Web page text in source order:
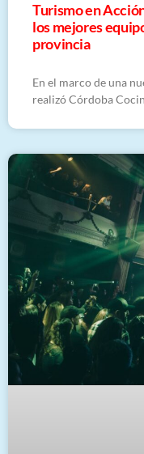
Turismo en
los mejores
provincia
En el marco de una
realizó Córdoba